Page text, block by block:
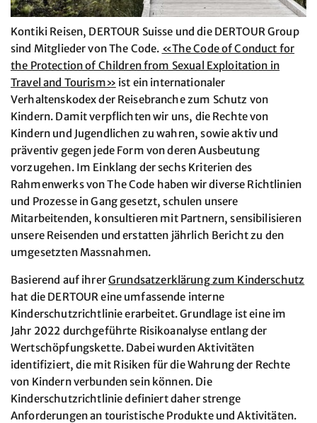
Kontiki Reisen, DERTOUR Suisse und die DERTOUR Group
sind Mitglieder von The Code. «The Code of Conduct for
the Protection of Children from Sexual Exploitation in
Travel and Tourism» ist ein internationaler
Verhaltenskodex der Reisebranche zum Schutz von
Kindern. Damit verpflichten wir uns, die Rechte von
Kindern und Jugendlichen zu wahren, sowie aktiv und
präventiv gegen jede Form von deren Ausbeutung
vorzugehen. Im Einklang der sechs Kriterien des
Rahmenwerks von The Code haben wir diverse Richtlinien
und Prozesse in Gang gesetzt, schulen unsere
Mitarbeitenden, konsultieren mit Partnern, sensibilisieren
unsere Reisenden und erstatten jährlich Bericht zu den
umgesetzten Massnahmen.
Basierend auf ihrerGrundsatzerklärung zum Kinderschutz
hat die DERTOUR eine umfassende interne
Kinderschutzrichtlinie erarbeitet. Grundlage ist eine im
Jahr 2022 durchgeführte Risikoanalyse entlang der
Wertschöpfungskette. Dabei wurden Aktivitäten
identifiziert, die mit Risiken für die Wahrung der Rechte
von Kindern verbunden sein können. Die
Kinderschutzrichtlinie definiert daher strenge
Anforderungen an touristische Produkte und Aktivitäten.